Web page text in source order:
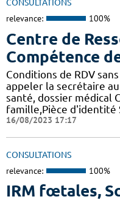
CONSULTATIONS
relevance: 100%
Centre de
Compétence
Conditions de RDV
appeler la secrétaire
santé, dossier médical
famille,Pièce d'identité
16/08/2023 17:17
CONSULTATIONS
relevance: 100%
IRM fœtales,